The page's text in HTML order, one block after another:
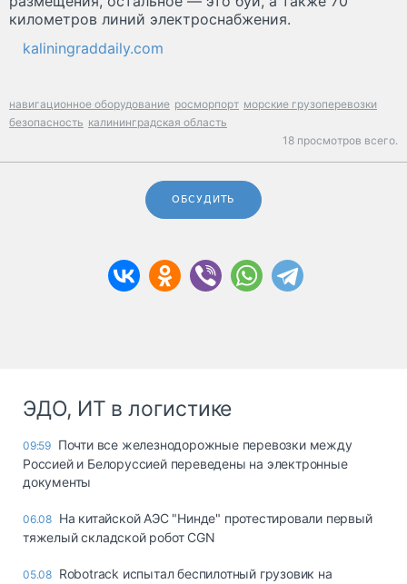
километров линий электроснабжения.
kaliningraddaily.com
навигационное оборудование росморпорт морские грузоперевозки
безопасность калининградская область
18 просмотров всего.
ОБСУДИТЬ
ЭДО, ИТ в логистике
09:59 Почти все железнодорожные перевозки между
Россией и Белоруссией переведены на электронные
документы
06.08 На китайской АЭС "Нинде" протестировали первый
тяжелый складской робот CGN
05.08 Robotrack испытал беспилотный грузовик на